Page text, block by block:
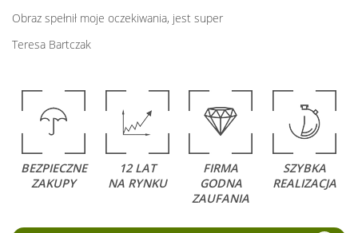
Obraz spełnił moje oczekiwania, jest super
Teresa Bartczak
BEZPIECZNE
ZAKUPY
12 LAT
NA RYNKU
FIRMA
GODNA
ZAUFANIA
SZYBKA
REALIZACJA